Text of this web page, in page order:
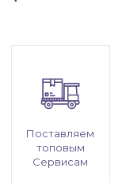
Поставляем
топовым
Сервисам